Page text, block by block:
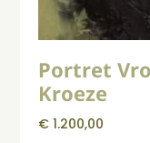
Portret
Kroeze
€ 1.200,00